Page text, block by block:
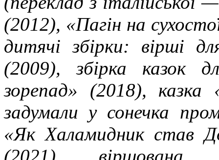
(2012), «Пагін на
дитячі збірки: вірші
(2009), збірка казок
зорепад» (2018),
задумали у сонечка
«Як Халамидник став
(2021), віршована